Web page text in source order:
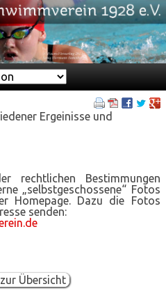
Ergeinisse und
rechtlichen Bestimmungen
„selbstgeschossene“ Fotos
Homepage. Dazu die Fotos
senden:
Übersicht